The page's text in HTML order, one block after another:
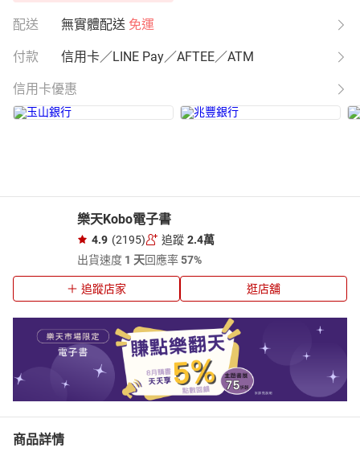
配送 無實體配送 免運
付款 信用卡／LINE Pay／AFTEE／ATM
信用卡優惠
樂天Kobo電子書
4.9 (2195) 追蹤 2.4萬
出貨速度 1 天回應率57%
追蹤店家 逛店舖
商品詳情